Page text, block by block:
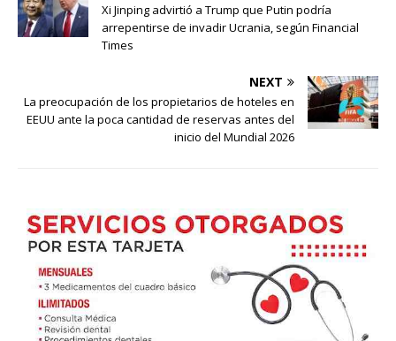
Xi Jinping advirtió a Trump que Putin podría
arrepentirse de invadir Ucrania, según Financial
Times
NEXT
La preocupación de los propietarios de hoteles en
EEUU ante la poca cantidad de reservas antes del
inicio del Mundial 2026